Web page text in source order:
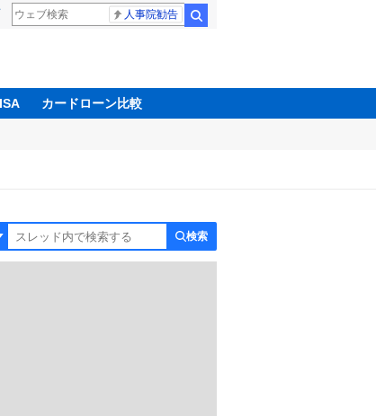
人事院勧告
カードローン比較
検索